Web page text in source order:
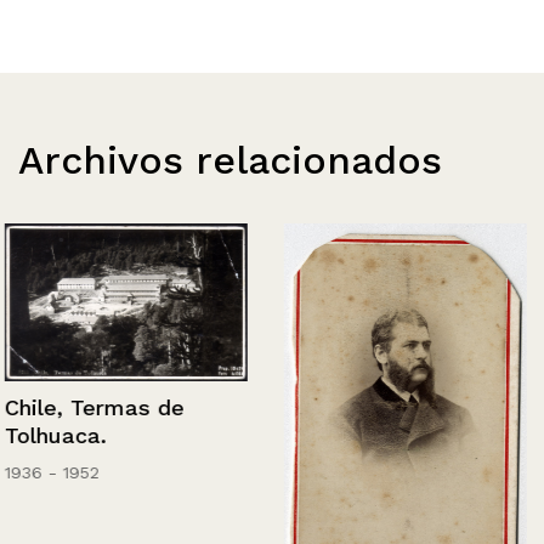
Archivos relacionados
Chile, Termas de
Tolhuaca.
1936 - 1952